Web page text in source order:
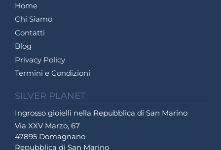
Home
Chi Siamo
Contatti
Blog
Privacy Policy
Termini e Condizioni
SILVER PLANET
Ingrosso gioielli nella Repubblica di San Marino
Via XXV Marzo, 67
47895 Domagnano
Repubblica di San Marino